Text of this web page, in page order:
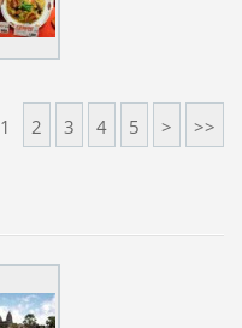
1 2 3 4 5 > >>